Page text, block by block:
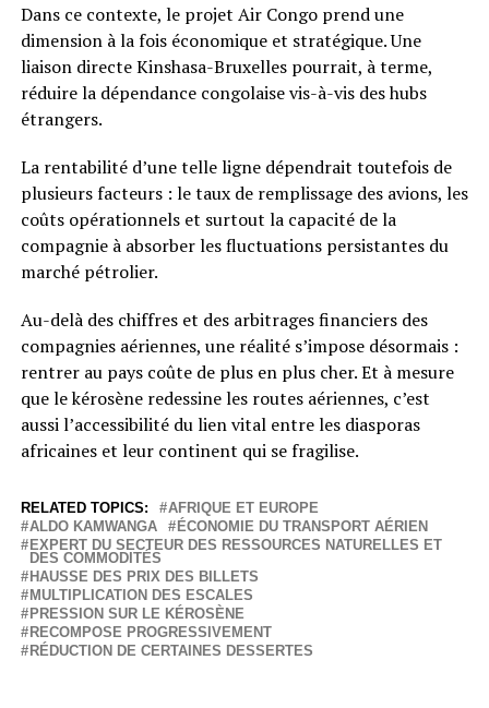
Dans ce contexte, le projet Air Congo prend une
dimension à la fois économique et stratégique. Une
liaison directe Kinshasa-Bruxelles pourrait, à terme,
réduire la dépendance congolaise vis-à-vis des hubs
étrangers.
La rentabilité d’une telle ligne dépendrait toutefois de
plusieurs facteurs : le taux de remplissage des avions, les
coûts opérationnels et surtout la capacité de la
compagnie à absorber les fluctuations persistantes du
marché pétrolier.
Au-delà des chiffres et des arbitrages financiers des
compagnies aériennes, une réalité s’impose désormais :
rentrer au pays coûte de plus en plus cher. Et à mesure
que le kérosène redessine les routes aériennes, c’est
aussi l’accessibilité du lien vital entre les diasporas
africaines et leur continent qui se fragilise.
RELATED TOPICS:
AFRIQUE ET EUROPE
ALDO KAMWANGA
ÉCONOMIE DU TRANSPORT AÉRIEN
EXPERT DU SECTEUR DES RESSOURCES NATURELLES ET
DES COMMODITÉS
HAUSSE DES PRIX DES BILLETS
MULTIPLICATION DES ESCALES
PRESSION SUR LE KÉROSÈNE
RECOMPOSE PROGRESSIVEMENT
RÉDUCTION DE CERTAINES DESSERTES